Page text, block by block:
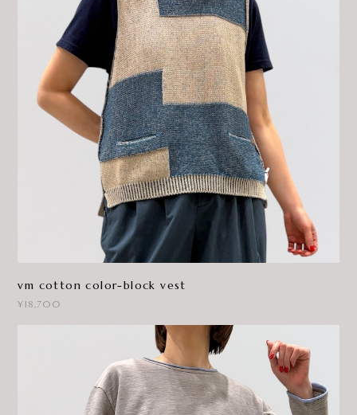
vm cotton color-block vest
¥18,700